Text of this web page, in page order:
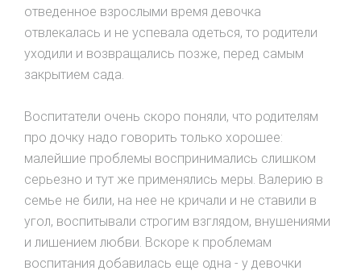
отведенное взрослыми время девочка
отвлекалась и не успевала одеться, то родители
уходили и возвращались позже, перед самым
закрытием сада.
Воспитатели очень скоро поняли, что родителям
про дочку надо говорить только хорошее:
малейшие проблемы воспринимались слишком
серьезно и тут же применялись меры. Валерию в
семье не били, на нее не кричали и не ставили в
угол, воспитывали строгим взглядом, внушениями
и лишением любви. Вскоре к проблемам
воспитания добавилась еще одна - у девочки